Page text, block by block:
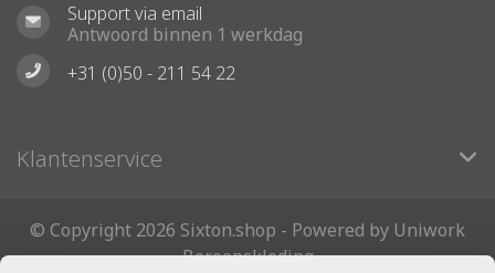
Support via email
Antwoord binnen 1 werkdag
+31 (0)50 - 211 54 22
Klantenservice
© Copyright 2026 Sixton.shop - Powered by Uniwork
Beroepskleding